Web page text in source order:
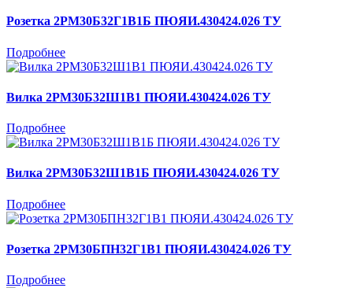
Розетка 2РМ30Б32Г1В1Б ПЮЯИ.430424.026 ТУ
Подробнее
Вилка 2РМ30Б32Ш1В1 ПЮЯИ.430424.026 ТУ
Подробнее
Вилка 2РМ30Б32Ш1В1Б ПЮЯИ.430424.026 ТУ
Подробнее
Розетка 2РМ30БПН32Г1В1 ПЮЯИ.430424.026 ТУ
Подробнее